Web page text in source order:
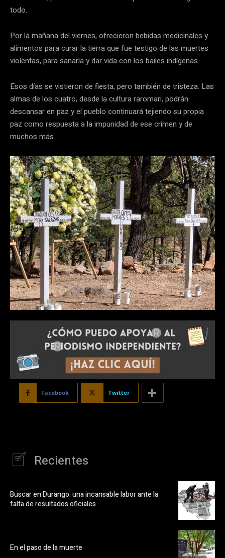
todo.
Por la mañana del viernes, ofrecieron bebidas medicinales y
alimentos para curar la tierra que fue testigo de las muertes
violentas, para sanarla y dar vida con los bailes indígenas.
Esos días se vistieron de fiesta, pero también de tristeza. Las
almas de los cuatro, desde la cultura raromari, podrán
descansar en paz y el pueblo continuará tejiendo su propia
paz como respuesta a la impunidad de ese crimen y de
muchos más.
Facebook Twitter
Recientes
Buscar en Durango: una incansable labor ante la
falta de resultados oficiales
En el paso de la muerte